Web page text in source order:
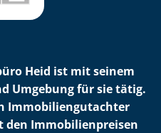
Heid ist mit seinem
Umgebung für sie tätig.
Im­mo­bi­li­en­gut­ach­ter
den Im­mo­bi­li­en­prei­sen